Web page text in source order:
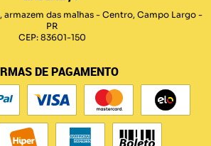
armazem das malhas - Centro, Campo Largo -
PR
CEP: 83601-150
DE PAGAMENTO